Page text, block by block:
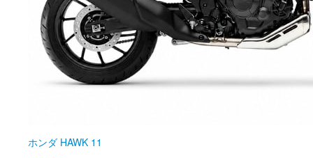
ホンダ HAWK 11